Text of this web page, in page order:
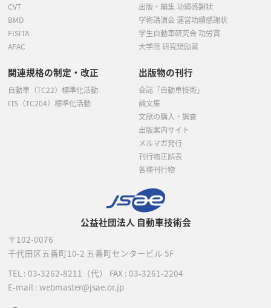
公益社団法人 自動車技術会
〒102-0076
千代田区五番町10-2 五番町センタービル 5F
TEL : 03-3262-8211 （代） FAX : 03-3261-2204
E-mail : webmaster@jsae.or.jp
CVT
BMD
FISITA
APAC
出版・編集 功績感謝状
学術講演会 運営功績感謝状
学生自動車研究会 功労賞
大学院 研究奨励賞
関連規格の制定・改正
自動車（TC22）標準化活動
ITS（TC204）標準化活動
出版物の刊行
会誌「自動車技術」
論文集
文献の購入・調査
出版案内サイト
メルマガ発行
刊行物正誤表
各種刊行物